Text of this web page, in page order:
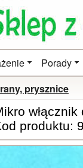
Porady
prysznice
produktu: